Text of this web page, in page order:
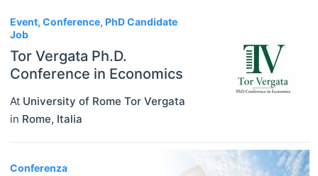
Event, Conference, PhD Candidate
Job
Tor Vergata Ph.D.
Conference in Economics
At University of Rome Tor Vergata
in Rome, Italia
Conferenza